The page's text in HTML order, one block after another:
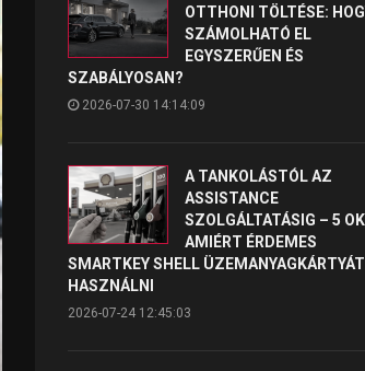
OTTHONI TÖLTÉSE:
SZÁMOLHATÓ EL
EGYSZERŰEN ÉS
SZABÁLYOSAN?
2026-07-30 14:14:09
A TANKOLÁSTÓL AZ
ASSISTANCE
SZOLGÁLTATÁSIG – 5
AMIÉRT ÉRDEMES
SMARTKEY SHELL ÜZEMANYAGKÁRTYÁT
HASZNÁLNI
2026-07-24 12:45:03